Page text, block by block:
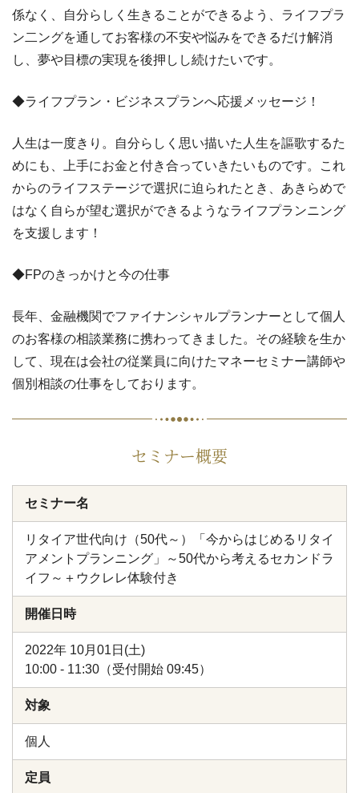
係なく、自分らしく生きることができるよう、ライフプラ
ン二ングを通してお客様の不安や悩みをできるだけ解消
し、夢や目標の実現を後押しし続けたいです。
◆ライフプラン・ビジネスプランへ応援メッセージ！
人生は一度きり。自分らしく思い描いた人生を謳歌するた
めにも、上手にお金と付き合っていきたいものです。これ
からのライフステージで選択に迫られたとき、あきらめで
はなく自らが望む選択ができるようなライフプランニング
を支援します！
◆FPのきっかけと今の仕事
長年、金融機関でファイナンシャルプランナーとして個人
のお客様の相談業務に携わってきました。その経験を生か
して、現在は会社の従業員に向けたマネーセミナー講師や
個別相談の仕事をしております。
セミナー概要
セミナー名
リタイア世代向け（50代～）「今からはじめるリタイ
アメントプランニング」～50代から考えるセカンドラ
イフ～＋ウクレレ体験付き
開催日時
2022年 10月01日(土)
10:00 - 11:30（受付開始 09:45）
対象
個人
定員